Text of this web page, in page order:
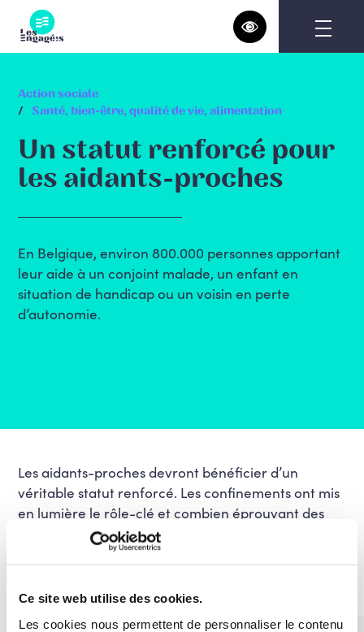
Ce site web utilise des cookies.
Les cookies nous permettent de personnaliser le contenu
content
Action sociale
Santé, bien-être, qualité de vie, alimentation
Un statut renforcé pour
les aidants-proches
En Belgique, environ 800.000 personnes apportant
leur aide à un conjoint malade, un enfant en
situation de handicap ou un voisin en perte
d’autonomie.
Les aidants-proches devront bénéficier d’un
véritable statut renforcé. Les confinements ont mis
en lumière le rôle-clé et combien éprouvant des
aidants. Une reconnaissance plus juste et un
soutien renforcé de ceux qui accompagnent au